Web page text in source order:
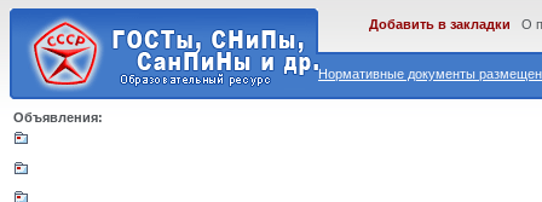
Нормативные документы
Добавить в закладки О
Объявления: